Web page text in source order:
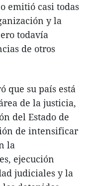
emitió casi todas
y la
todavía
de otros
que su país está
de la justicia,
del Estado de
de intensificar
la
ejecución
judiciales y la